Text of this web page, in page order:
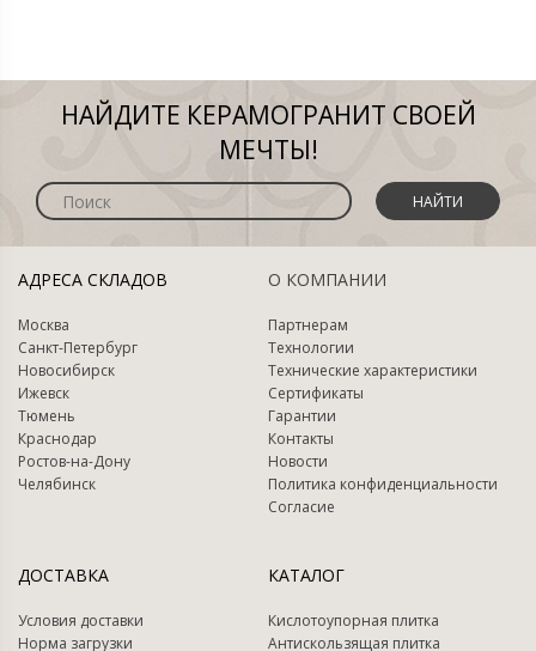
НАЙДИТЕ КЕРАМОГРАНИТ СВОЕЙ
МЕЧТЫ!
НАЙТИ
АДРЕСА СКЛАДОВ
Москва
Санкт-Петербург
Новосибирск
Ижевск
Тюмень
Краснодар
Ростов-на-Дону
Челябинск
О КОМПАНИИ
Партнерам
Технологии
Технические характеристики
Сертификаты
Гарантии
Контакты
Новости
Политика конфиденциальности
Согласие
ДОСТАВКА
Условия доставки
Норма загрузки
КАТАЛОГ
Кислотоупорная плитка
Антискользящая плитка